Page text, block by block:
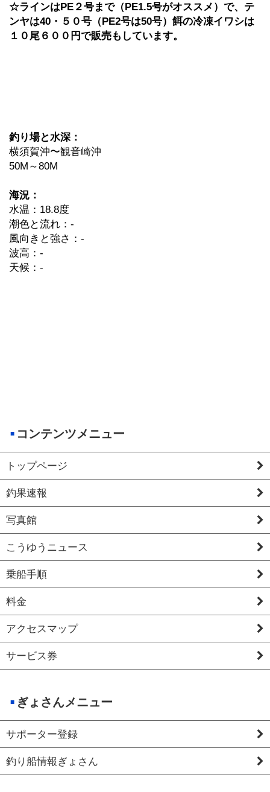
☆ラインはPE２号まで（PE1.5号がオススメ）で、テ
ンヤは40・５０号（PE2号は50号）餌の冷凍イワシは
１０尾６００円で販売もしています。
釣り場と水深：
横須賀沖〜観音崎沖
50M～80M
海況：
水温：18.8度
潮色と流れ：-
風向きと強さ：-
波高：-
天候：-
コンテンツメニュー
トップページ
釣果速報
写真館
こうゆうニュース
乗船手順
料金
アクセスマップ
サービス券
ぎょさんメニュー
サポーター登録
釣り船情報ぎょさん